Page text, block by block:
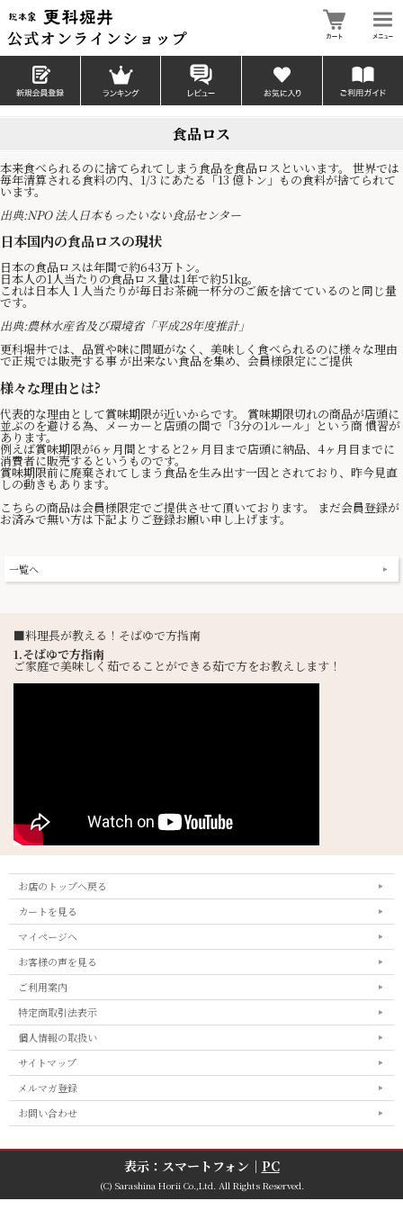
食品ロス
本来食べられるのに捨てられてしまう食品を食品ロスといいます。 世界では
毎年清算される食料の内、1/3 にあたる「13 億トン」もの食料が捨てられて
います。
出典:NPO 法人日本もったいない食品センター
日本国内の食品ロスの現状
日本の食品ロスは年間で約643万トン。
日本人の1人当たりの食品ロス量は1年で約51kg。
これは日本人 1 人当たりが毎日お茶碗一杯分のご飯を捨てているのと同じ量
です。
出典:農林水産省及び環境省「平成28年度推計」
更科堀井では、品質や味に問題がなく、美味しく食べられるのに様々な理由
で正規では販売する事 が出来ない食品を集め、会員様限定にご提供
様々な理由とは?
代表的な理由として賞味期限が近いからです。 賞味期限切れの商品が店頭に
並ぶのを避ける為、メーカーと店頭の間で「3分の1ルール」という商 慣習が
あります。
例えば賞味期限が6ヶ月間とすると2ヶ月目まで店頭に納品、4ヶ月目までに
消費者に販売するというものです。
賞味期限前に廃棄されてしまう食品を生み出す一因とされており、昨今見直
しの動きもあります。
こちらの商品は会員様限定でご提供させて頂いております。 まだ会員登録が
お済みで無い方は下記よりご登録お願い申し上げます。
一覧へ
■料理長が教える！そばゆで方指南
1.そばゆで方指南
ご家庭で美味しく茹でることができる茹で方をお教えします！
お店のトップへ戻る
カートを見る
マイページへ
お客様の声を見る
ご利用案内
特定商取引法表示
個人情報の取扱い
サイトマップ
メルマガ登録
お問い合わせ
表示：スマートフォン｜ PC
(C) Sarashina Horii Co.,Ltd. All Rights Reserved.